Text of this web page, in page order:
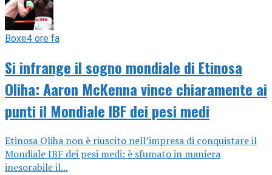
Boxe4 ore fa
Si infrange il sogno mondiale di Etinosa
Oliha: Aaron McKenna vince chiaramente ai
punti il Mondiale IBF dei pesi medi
Etinosa Oliha non è riuscito nell’impresa di conquistare il
Mondiale IBF dei pesi medi: è sfumato in maniera
inesorabile il...